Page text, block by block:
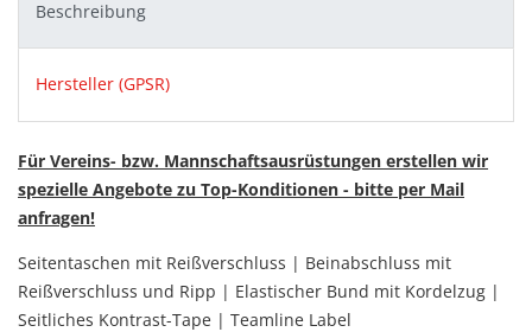
Beschreibung
Hersteller (GPSR)
Für Vereins- bzw. Mannschaftsausrüstungen erstellen wir
spezielle Angebote zu Top-Konditionen - bitte per Mail
anfragen!
Seitentaschen mit Reißverschluss | Beinabschluss mit
Reißverschluss und Ripp | Elastischer Bund mit Kordelzug |
Seitliches Kontrast-Tape | Teamline Label